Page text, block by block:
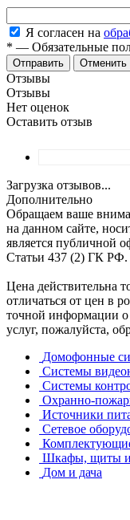
Я согласен на
* — Обязательные
Отменить
Отзывы
Отзывы
Нет оценок
Оставить отзыв
Загрузка отзывов...
Дополнительно
Обращаем ваше
на данном сайте,
является публичной
Статьи 437 (2) ГК РФ.
Цена действительна
отличаться от цен в
точной информации о
услуг, пожалуйста,
Домофонные
Системы
Системы
Охранно-
Источники
Сетевое
Шкафы, щиты
Дом и дача